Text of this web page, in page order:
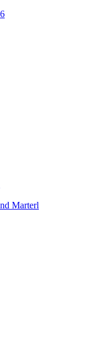
Marterl